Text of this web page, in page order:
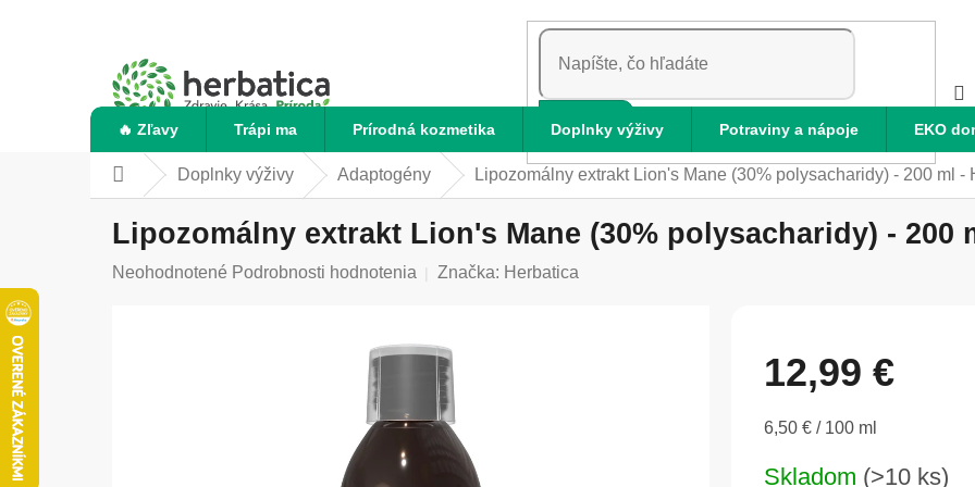
HĽADAŤ
🔥 Zľavy Trápi ma Prírodná kozmetika Doplnky výživy Potraviny a nápoje EKO
DomovDoplnky výživy Adaptogény Lipozomálny extrakt Lion's Mane (30% polysacharidy) - 200 ml -
Lipozomálny extrakt Lion's Mane (30% polysacharidy) - 200
Priemerné
Neohodnotené Podrobnosti hodnotenia Značka: Herbatica
12,99 €
Jednotková
6,50 € / 100 ml
Skladom (>10 ks)